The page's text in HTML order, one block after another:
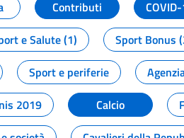
Contributi
e Salute (1) Sport Bonus
Sport e periferie
2019 Calcio